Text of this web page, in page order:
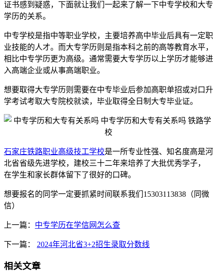
证书感到疑惑，下面就让我们一起来了解一下中专学校和大专
学历的关系。
中专学校是指中等职业学校，主要培养高中毕业后具有一定职
业技能的人才。而大专学历则是指本科之前的高等教育水平，
相比中专学历更为高级。通常需要大专学历以上学历才能够进
入高端企业或从事高端职业。
想要取得大专学历则需要在中专毕业后参加高职单招或对口升
学考试考取大专院校就读，毕业取得全日制大专毕业证。
石家庄铁路职业高级技工学校是一所专业性强、知名度高是河
北省省级先进学校，建校三十二年来培养了大批优秀学子，
在学生和家长群体留下了很好的口碑。
想要报名的同学一定要抓紧时间联系我们15303113838（同微
信）
上一篇： 中专学历在学信网怎么查
下一篇： 2024年河北省3+2招生录取分数线
相关文章